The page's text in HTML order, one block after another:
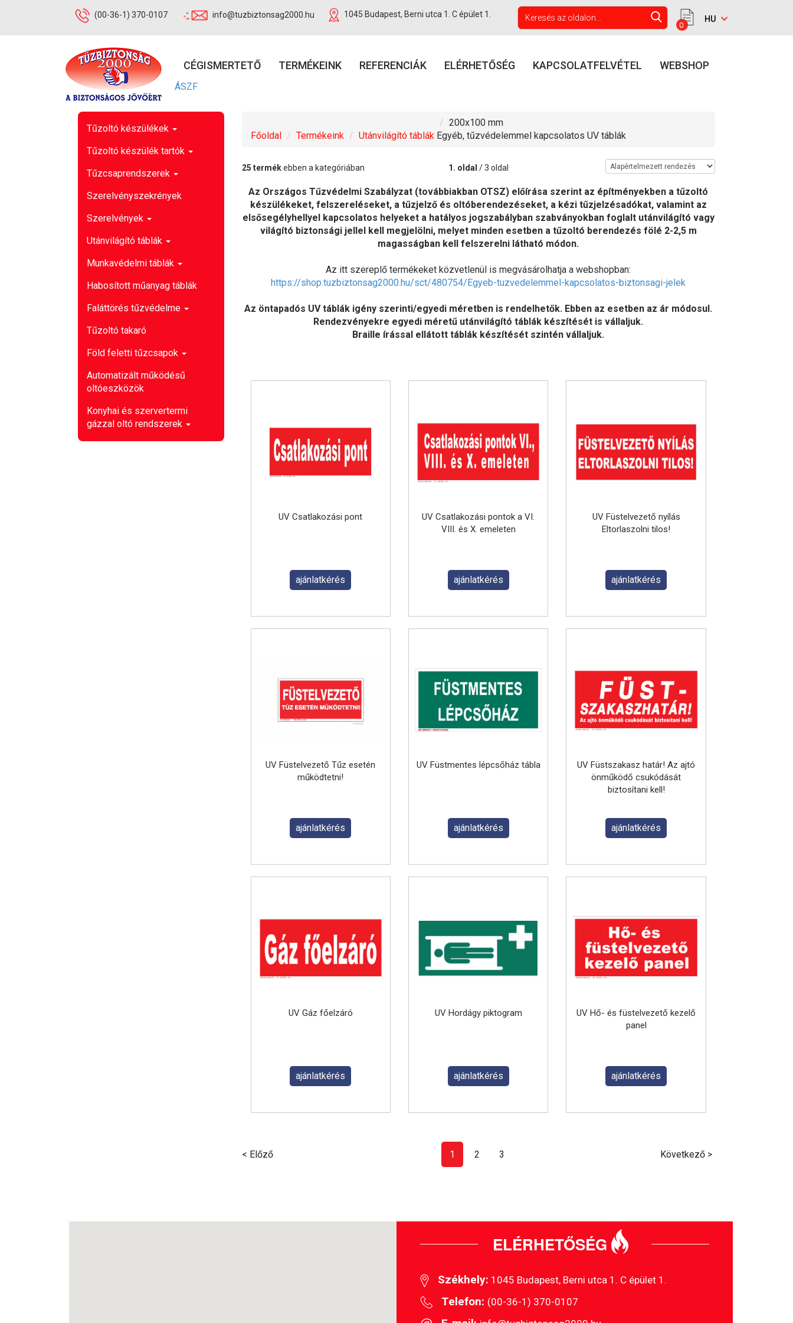
(00-36-1) 370-0107 info@tuzbiztonsag2000.hu 1045 Budapest, Berni utca 1. C épület 1.
0
CÉGISMERTETŐ
ÁSZF
TERMÉKEINK REFERENCIÁK ELÉRHETŐSÉG KAPCSOLATFELVÉTEL WEBSHOP
Tűzoltó készülékek
Tűzoltó készülék tartók
Tűzcsaprendszerek
Szerelvényszekrények
Szerelvények
Utánvilágító táblák
Munkavédelmi táblák
Habosított műanyag táblák
Faláttörés tűzvédelme
Tűzoltó takaró
Föld feletti tűzcsapok
Automatizált működésű
oltóeszközök
Konyhai és szervertermi
gázzal oltó rendszerek
Főoldal Termékeink Utánvilágító táblák
200x100 mm
Egyéb, tűzvédelemmel kapcsolatos UV táblák
25 termékebben a kategóriában 1. oldal / 3 oldal
Az Országos Tűzvédelmi Szabályzat (továbbiakban OTSZ) előírása szerint az építményekben a tűzoltó
készülékeket, felszereléseket, a tűzjelző és oltóberendezéseket, a kézi tűzjelzésadókat, valamint az
elsősegélyhellyel kapcsolatos helyeket a hatályos jogszabályban szabványokban foglalt utánvilágító vagy
világító biztonsági jellel kell megjelölni, melyet minden esetben a tűzoltó berendezés fölé 2-2,5 m
magasságban kell felszerelni látható módon.
Az itt szereplő termékeket közvetlenül is megvásárolhatja a webshopban:
https://shop.tuzbiztonsag2000.hu/sct/480754/Egyeb-tuzvedelemmel-kapcsolatos-biztonsagi-jelek
Az öntapadós UV táblák igény szerinti/egyedi méretben is rendelhetők. Ebben az esetben az ár módosul.
Rendezvényekre egyedi méretű utánvilágító táblák készítését is vállaljuk.
Braille írással ellátott táblák készítését szintén vállaljuk.
UV Csatlakozási pont
ajánlatkérés
UV Csatlakozási pontok a VI.
VIII. és X. emeleten
ajánlatkérés
UV Füstelvezető nyílás
Eltorlaszolni tilos!
ajánlatkérés
UV Füstelvezető Tűz esetén
működtetni!
ajánlatkérés
UV Füstmentes lépcsőház tábla
ajánlatkérés
UV Füstszakasz határ! Az ajtó
önműködő csukódását
biztosítani kell!
ajánlatkérés
UV Gáz főelzáró
ajánlatkérés
UV Hordágy piktogram
ajánlatkérés
UV Hő- és füstelvezető kezelő
panel
ajánlatkérés
< Előző 1 2 3 Következő >
ELÉRHETŐSÉG
Székhely: 1045 Budapest, Berni utca 1. C épület 1.
Telefon: (00-36-1) 370-0107